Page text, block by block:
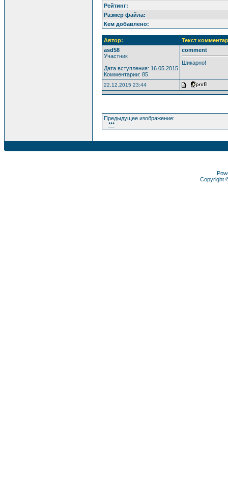
Рейтинг:
Размер файла:
Кем добавлено:
Автор:
Текст
asd58
Участник
Дата вступления: 16.05.2015
Комментарии: 85
comment
Шикарно!
22.12.2015 23:44
Предыдущее изображение:
***
Copyright